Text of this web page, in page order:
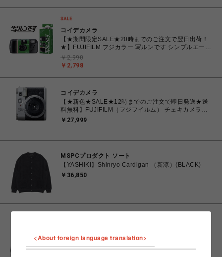
コイデカメラ
【★期間限定SALE★20時までのご注文で翌日出荷！
★】FUJIFILM フジカラー 写ルンです シンプルエース
27枚撮り レンズ付きフィルム
￥2,798
￥2,990
コイデカメラ
【★新色★SALE★12時までのご注文で即日発送★送
料無料】FUJIFILM（フジフイルム） チェキカメラ
INSTAX mini99 シルバー
￥27,999
MSPCプロダクト ソート
【YASHIKI】Shinryo Cardigan （新涼）(BLACK)
￥36,850
￥36,850
<About foreign language translation>